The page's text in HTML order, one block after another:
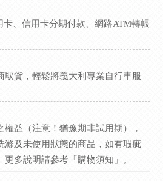
卡、信用卡分期付款、網路ATM轉帳
取貨，輕鬆將義大利專業自行車服
益（注意！猶豫期非試用期），
滌及未使用狀態的商品，如有瑕疵
更多說明請參考 「購物須知」 。